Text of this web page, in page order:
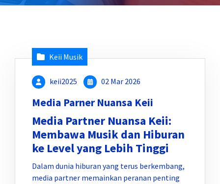
Keii Musik
keii2025 02 Mar 2026
Media Parner Nuansa Keii
Media Partner Nuansa Keii:
Membawa Musik dan Hiburan
ke Level yang Lebih Tinggi
Dalam dunia hiburan yang terus berkembang,
media partner memainkan peranan penting